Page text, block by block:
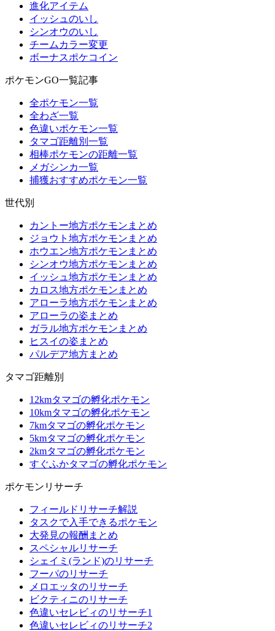
進化アイテム
イッシュのいし
シンオウのいし
チームカラー変更
ボーナスポケコイン
ポケモンGO一覧記事
全ポケモン一覧
全わざ一覧
色違いポケモン一覧
タマゴ距離別一覧
相棒ポケモンの距離一覧
メガシンカ一覧
捕獲おすすめポケモン一覧
世代別
カントー地方ポケモンまとめ
ジョウト地方ポケモンまとめ
ホウエン地方ポケモンまとめ
シンオウ地方ポケモンまとめ
イッシュ地方ポケモンまとめ
カロス地方ポケモンまとめ
アローラ地方ポケモンまとめ
アローラの姿まとめ
ガラル地方ポケモンまとめ
ヒスイの姿まとめ
パルデア地方まとめ
タマゴ距離別
12kmタマゴの孵化ポケモン
10kmタマゴの孵化ポケモン
7kmタマゴの孵化ポケモン
5kmタマゴの孵化ポケモン
2kmタマゴの孵化ポケモン
すぐふかタマゴの孵化ポケモン
ポケモンリサーチ
フィールドリサーチ解説
タスクで入手できるポケモン
大発見の報酬まとめ
スペシャルリサーチ
シェイミ(ランド)のリサーチ
フーパのリサーチ
メロエッタのリサーチ
ビクティニのリサーチ
色違いセレビィのリサーチ1
色違いセレビィのリサーチ2